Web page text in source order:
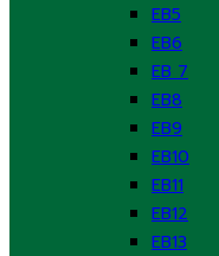
EB5
EB6
EB 7
EB8
EB9
EB10
EB11
EB12
EB13